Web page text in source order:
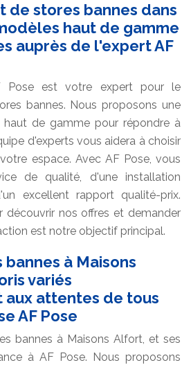
de stores bannes dans
haut de gamme
auprès de l'expert AF
Pose est votre expert pour le
bannes. Nous proposons une
de gamme pour répondre à
d'experts vous aidera à choisir
espace. Avec AF Pose, vous
de qualité, d'une installation
excellent rapport qualité-prix.
découvrir nos offres et demander
est notre objectif principal.
à Maisons
variés
attentes de tous
AF Pose
bannes à Maisons Alfort, et ses
à AF Pose. Nous proposons